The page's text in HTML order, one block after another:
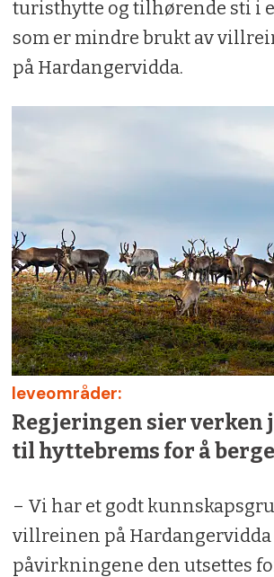
turisthytte og tilhørende sti i
som er mindre brukt av
på Hardangervidda.
leveområder:
Regjeringen sier verken
til hyttebrems for å
– Vi har et godt
villreinen på Hardangervidda
påvirkningene den utsettes